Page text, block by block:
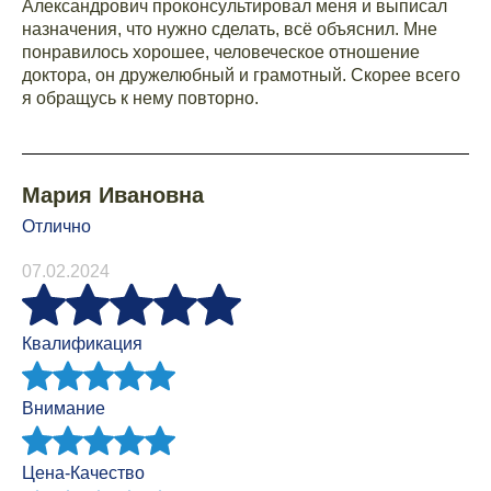
Александрович проконсультировал меня и выписал
назначения, что нужно сделать, всё объяснил. Мне
понравилось хорошее, человеческое отношение
доктора, он дружелюбный и грамотный. Скорее всего
я обращусь к нему повторно.
Мария Ивановна
Отлично
07.02.2024
Квалификация
Внимание
Цена-Качество